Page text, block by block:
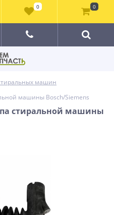
машин
машины Bosch/Siemens
стиральной машины
0 0